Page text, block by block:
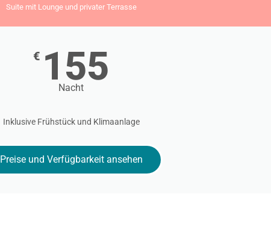
Suite mit Lounge und privater Terrasse
€ 155
Nacht
Inklusive Frühstück und Klimaanlage
Preise und Verfügbarkeit ansehen